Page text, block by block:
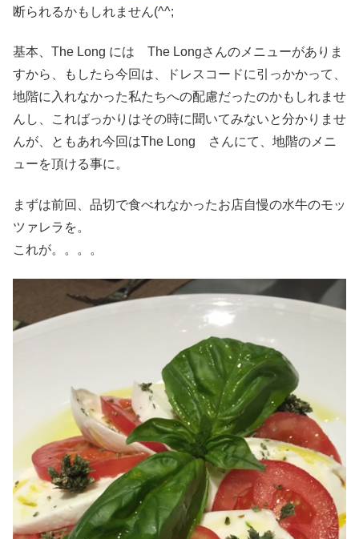
断られるかもしれません(^^;
基本、The Long には The Longさんのメニューがありま
すから、もしたら今回は、ドレスコードに引っかかって、
地階に入れなかった私たちへの配慮だったのかもしれませ
んし、こればっかりはその時に聞いてみないと分かりませ
んが、ともあれ今回はThe Long さんにて、地階のメニ
ューを頂ける事に。
まずは前回、品切で食べれなかったお店自慢の水牛のモッ
ツァレラを。
これが。。。。